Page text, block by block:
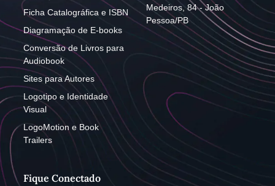
Ficha Catalográfica e ISBN
Diagramação de E-books
Conversão de Livros para
Audiobook
Sites para Autores
Logotipo e Identidade
Visual
LogoMotion e Book
Trailers
Medeiros, 84 - João
Pessoa/PB
Fique Conectado